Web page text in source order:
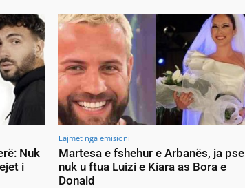
Nuk
i
Lajmet nga emisioni
Martesa e fshehur e Arbanës, ja pse
nuk u ftua Luizi e Kiara as Bora e
Donald